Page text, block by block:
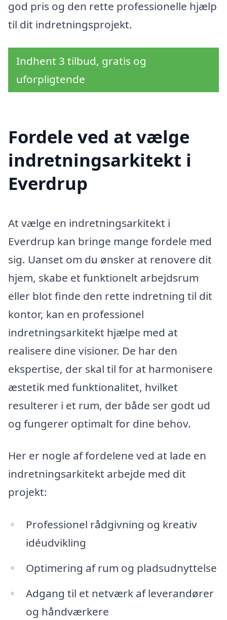
god pris og den rette professionelle hjælp
til dit indretningsprojekt.
Indhent 3 tilbud, gratis og
uforpligtende
Fordele ved at vælge
indretningsarkitekt i
Everdrup
At vælge en indretningsarkitekt i
Everdrup kan bringe mange fordele med
sig. Uanset om du ønsker at renovere dit
hjem, skabe et funktionelt arbejdsrum
eller blot finde den rette indretning til dit
kontor, kan en professionel
indretningsarkitekt hjælpe med at
realisere dine visioner. De har den
ekspertise, der skal til for at harmonisere
æstetik med funktionalitet, hvilket
resulterer i et rum, der både ser godt ud
og fungerer optimalt for dine behov.
Her er nogle af fordelene ved at lade en
indretningsarkitekt arbejde med dit
projekt:
Professionel rådgivning og kreativ
idéudvikling
Optimering af rum og pladsudnyttelse
Adgang til et netværk af leverandører
og håndværkere